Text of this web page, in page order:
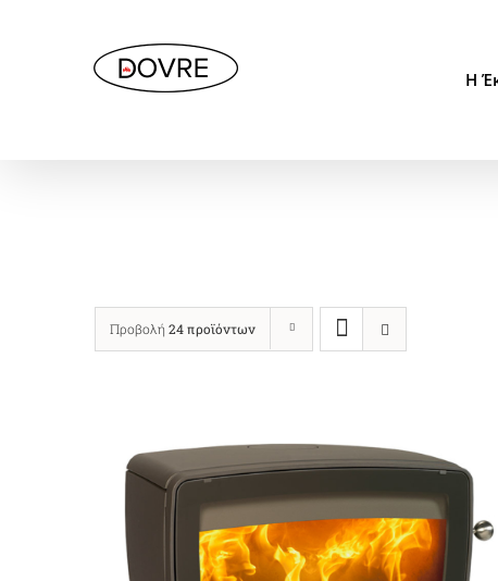
Η
Προβολή 24 προϊόντων